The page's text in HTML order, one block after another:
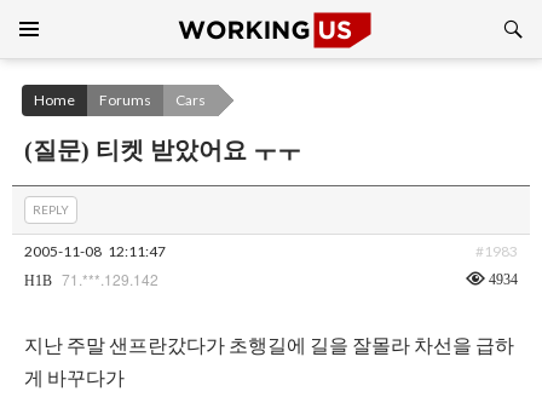
CONTENT
Home Forums Cars
(질문) 티켓 받았어요 ㅜㅜ
REPLY
2005-11-08 12:11:47 #1983
H1B 71.***.129.142 4934
지난 주말 샌프란갔다가 초행길에 길을 잘몰라 차선을 급하
게 바꾸다가